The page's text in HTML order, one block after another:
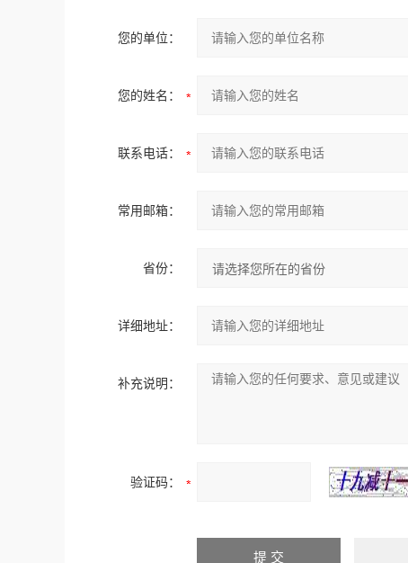
您的单位：
您的姓名：
联系电话：
常用邮箱：
省份：
详细地址：
补充说明：
验证码：